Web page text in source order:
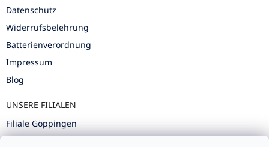
Datenschutz
Widerrufsbelehrung
Batterienverordnung
Impressum
Blog
UNSERE FILIALEN
Filiale Göppingen